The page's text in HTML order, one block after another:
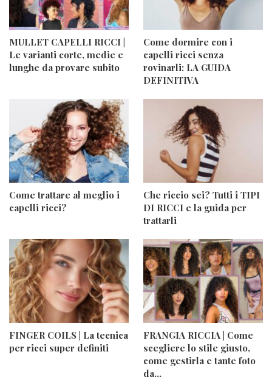
MULLET CAPELLI RICCI |
Le varianti corte, medie e
lunghe da provare subito
Come dormire con i
capelli ricci senza
rovinarli: LA GUIDA
DEFINITIVA
Come trattare al meglio i
capelli ricci?
Che riccio sei? Tutti i TIPI
DI RICCI e la guida per
trattarli
FINGER COILS | La tecnica
per ricci super definiti
FRANGIA RICCIA | Come
scegliere lo stile giusto,
come gestirla e tante foto
da…